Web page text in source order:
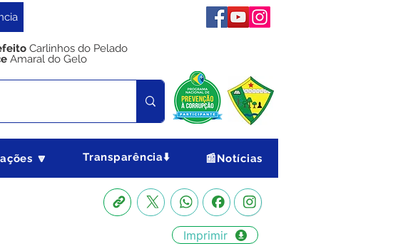
Carlinhos do Pelado
Amaral do Gelo
🔽 Transparência⬇️ 📰Notícias
Imprimir